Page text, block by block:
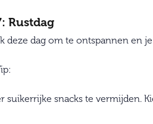
Rustdag
deze dag om te ontspannen en
suikerrijke snacks te vermijden.